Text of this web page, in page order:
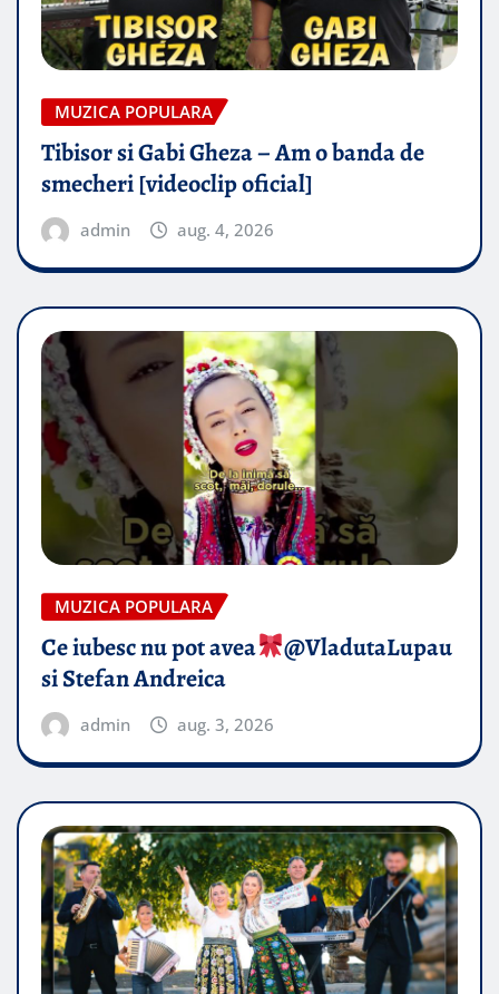
MUZICA POPULARA
Tibisor si Gabi Gheza – Am o banda de
smecheri [videoclip oficial]
admin aug. 4, 2026
MUZICA POPULARA
Ce iubesc nu pot avea
​@VladutaLupau
si Stefan Andreica
admin aug. 3, 2026